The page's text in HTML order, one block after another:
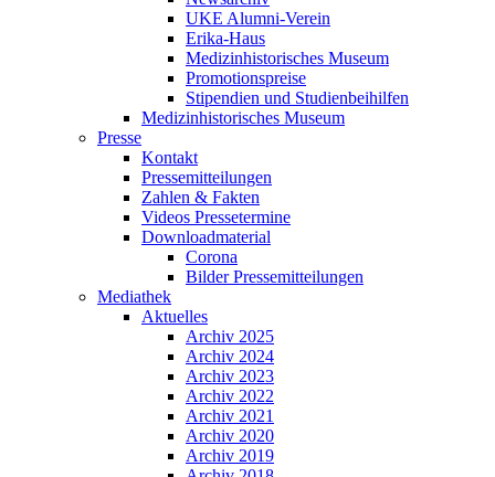
UKE Alumni-Verein
Erika-Haus
Medizinhistorisches Museum
Promotionspreise
Stipendien und Studienbeihilfen
Medizinhistorisches Museum
Presse
Kontakt
Pressemitteilungen
Zahlen & Fakten
Videos Pressetermine
Downloadmaterial
Corona
Bilder Pressemitteilungen
Mediathek
Aktuelles
Archiv 2025
Archiv 2024
Archiv 2023
Archiv 2022
Archiv 2021
Archiv 2020
Archiv 2019